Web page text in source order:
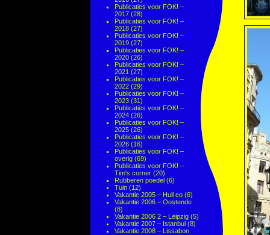
Publicaties voor FOK! –
2017 (28)
Publicaties voor FOK! –
2018 (27)
Publicaties voor FOK! –
2019 (27)
Publicaties voor FOK! –
2020 (26)
Publicaties voor FOK! –
2021 (27)
Publicaties voor FOK! –
2022 (29)
Publicaties voor FOK! –
2023 (31)
Publicaties voor FOK! –
2024 (26)
Publicaties voor FOK! –
2025 (26)
Publicaties voor FOK! –
2026 (16)
Publicaties voor FOK! –
overig (69)
Publicaties voor FOK! –
Tim's corner (20)
Rubberen poedel (6)
Tuin (12)
Vakantie 2005 – Hull eo (6)
Vakantie 2006 – Oostende
(8)
Vakantie 2006 2 – Leipzig (5)
Vakantie 2007 – Istanbul (8)
Vakantie 2008 – Lissabon